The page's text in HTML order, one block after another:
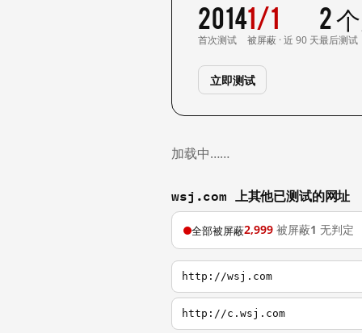
2014
首次测试
1/1
被屏蔽 · 近 90 天
2
最后测试
立即测试
加载中……
wsj.com 上其他已测试的网址
全部被屏蔽2,999 被屏蔽1 无判定
http://wsj.com
http://c.wsj.com